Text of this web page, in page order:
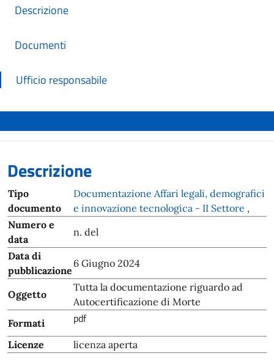
Descrizione
Documenti
Ufficio responsabile
Descrizione
Tipo
documento
Documentazione Affari legali, demografici
e innovazione tecnologica - II Settore ,
Numero e
data
n. del
Data di
pubblicazione
6 Giugno 2024
Oggetto
Tutta la documentazione riguardo ad
Autocertificazione di Morte
Formati
pdf
Licenze licenza aperta